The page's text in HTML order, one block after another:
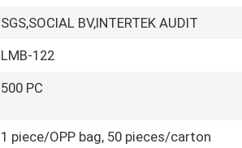
SGS,SOCIAL BV,INTERTEK AUDIT
LMB-122
500 PC
1 piece/OPP bag, 50 pieces/carton